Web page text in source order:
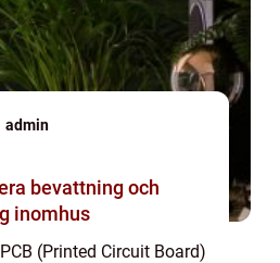
admin
bevattning och
inomhus
(Printed Circuit Board)